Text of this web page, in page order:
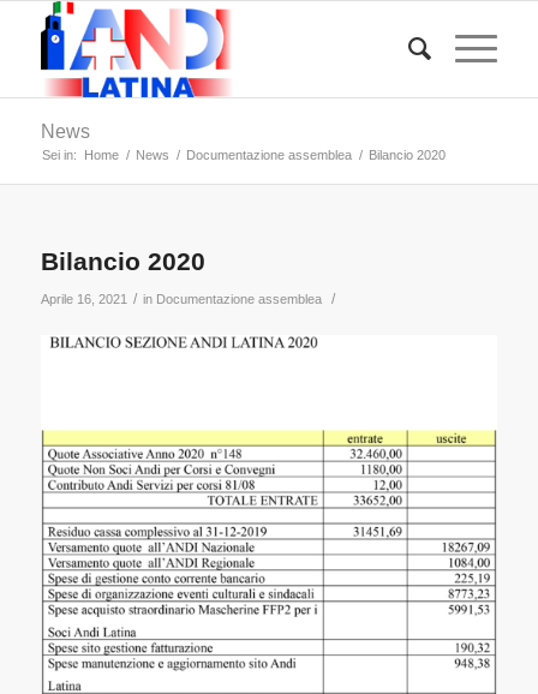
News
Sei in: Home / News / Documentazione assemblea / Bilancio 2020
Bilancio 2020
Aprile 16, 2021 / in Documentazione assemblea /